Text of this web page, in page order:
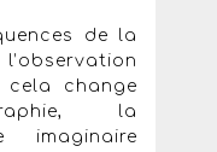
de la
cela change
la
imaginaire